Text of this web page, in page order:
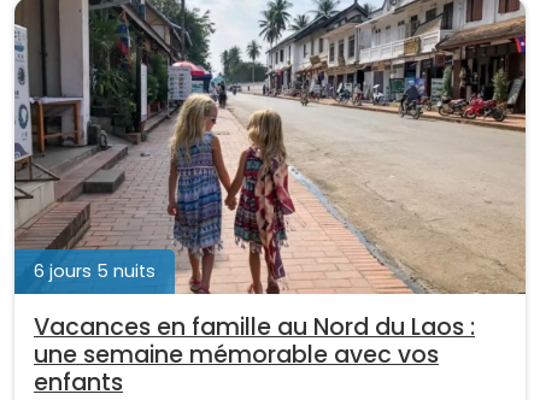
6 jours 5 nuits
Vacances en famille au Nord du Laos :
une semaine mémorable avec vos
enfants